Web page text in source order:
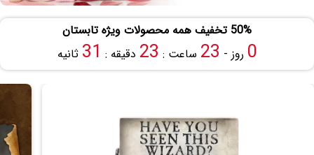
50% تخفیف همه محصولات ویژه تابستان
0 روز - 23 ساعت : 23 دقیقه : 30 ثانیه